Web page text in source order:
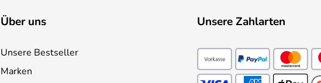
Über uns
Unsere Bestseller
Marken
Unsere Zahlarten